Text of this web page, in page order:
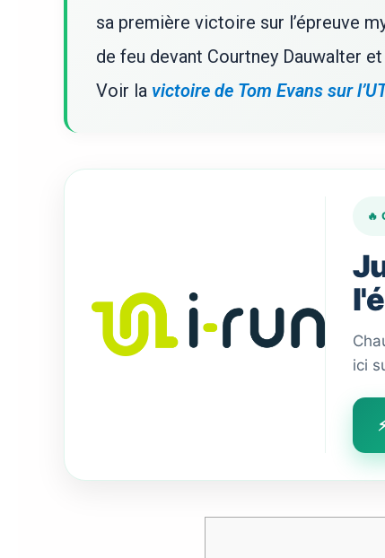
sa première victoire sur l’épreuve
de feu devant Courtney Dauwalter
Voir la victoire de Tom Evans sur
🔥
ici